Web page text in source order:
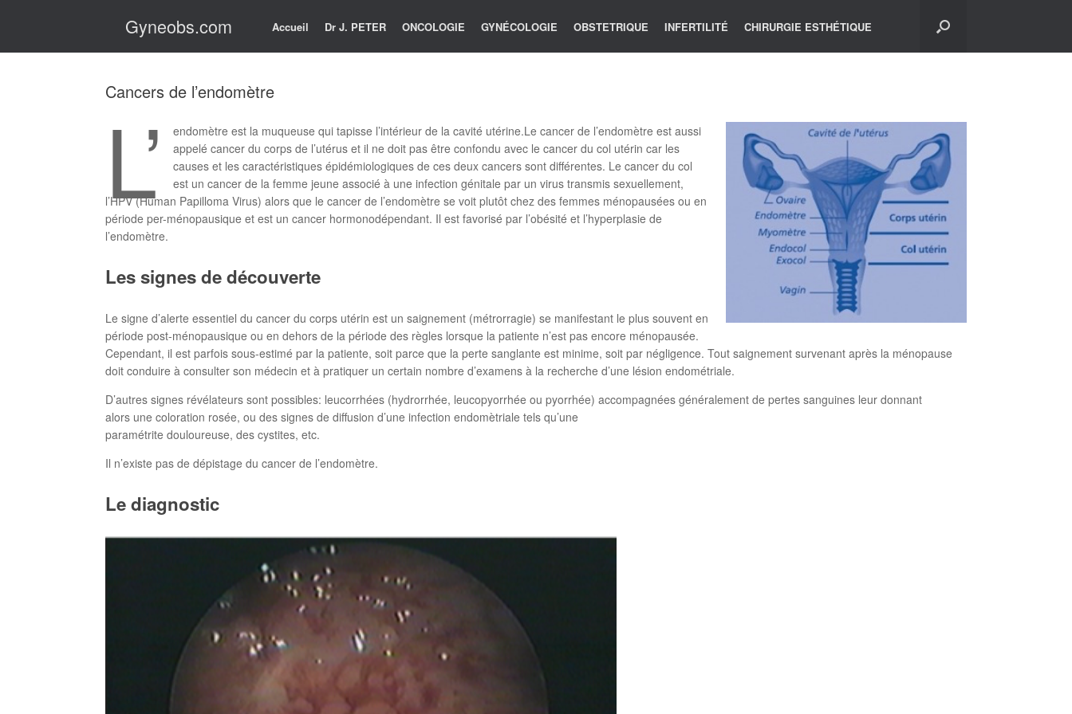
Gyneobs.com Accueil Dr J. PETER ONCOLOGIE GYNÉCOLOGIE OBSTETRIQUE INFERTILITÉ CHIRURGIE ESTHÉTIQUE
Cancers de l’endomètre
L’
endomètre est la muqueuse qui tapisse l’intérieur de la cavité utérine.Le cancer de l’endomètre est aussi
appelé cancer du corps de l’utérus et il ne doit pas être confondu avec le cancer du col utérin car les
causes et les caractéristiques épidémiologiques de ces deux cancers sont différentes. Le cancer du col
est un cancer de la femme jeune associé à une infection génitale par un virus transmis sexuellement,
l’HPV (Human Papilloma Virus) alors que le cancer de l’endomètre se voit plutôt chez des femmes ménopausées ou en
période per-ménopausique et est un cancer hormonodépendant. Il est favorisé par l’obésité et l’hyperplasie de
l’endomètre.
Les signes de découverte
Le signe d’alerte essentiel du cancer du corps utérin est un saignement (métrorragie) se manifestant le plus souvent en
période post-ménopausique ou en dehors de la période des règles lorsque la patiente n’est pas encore ménopausée.
Cependant, il est parfois sous-estimé par la patiente, soit parce que la perte sanglante est minime, soit par négligence. Tout saignement survenant après la ménopause
doit conduire à consulter son médecin et à pratiquer un certain nombre d’examens à la recherche d’une lésion endométriale.
D’autres signes révélateurs sont possibles: leucorrhées (hydrorrhée, leucopyorrhée ou pyorrhée) accompagnées généralement de pertes sanguines leur donnant
alors une coloration rosée, ou des signes de diffusion d’une infection endomètriale tels qu’une
paramétrite douloureuse, des cystites, etc.
Il n’existe pas de dépistage du cancer de l’endomètre.
Le diagnostic